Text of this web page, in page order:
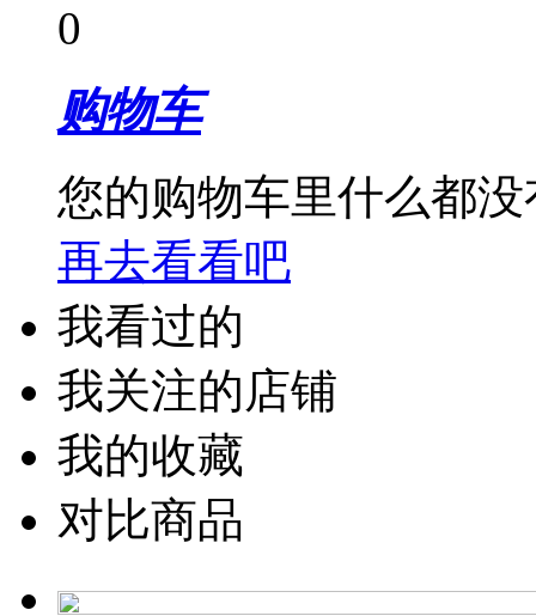
0
购物车
您的购物车里什么都没
再去看看吧
我看过的
我关注的店铺
我的收藏
对比商品